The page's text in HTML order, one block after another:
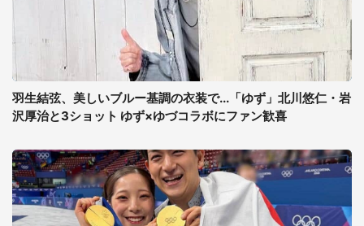
羽生結弦、美しいブルー基調の衣装で...「ゆず」北川悠仁・岩
沢厚治と3ショット ゆず×ゆづコラボにファン歓喜